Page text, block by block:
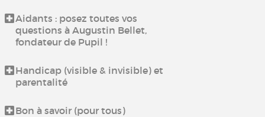
Aidants : posez toutes vos
questions à Augustin Bellet,
fondateur de Pupil !
Handicap (visible & invisible) et
parentalité
Bon à savoir (pour tous)